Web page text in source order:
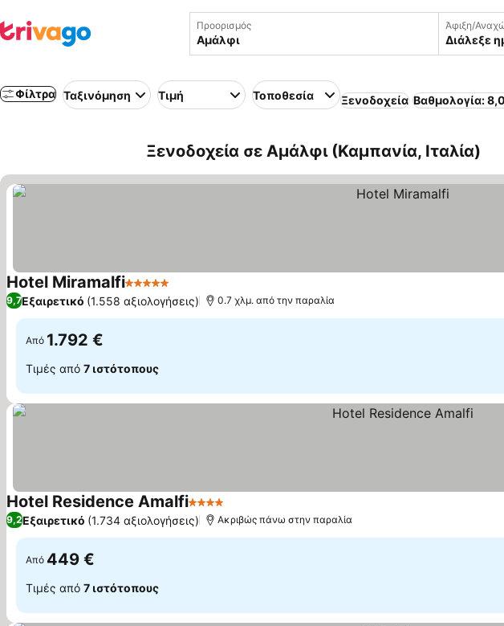
Προορισμός Άφιξη/
Διάλεξε
Φίλτρα Ταξινόμηση Τιμή Τοποθεσία Ξενοδοχεία Βαθμολογία:
Ξενοδοχεία σε Αμάλφι (Καμπανία, Ιταλία)
Hotel Miramalfi5 Αστέρια
9,7Εξαιρετικό (1.558 αξιολογήσεις) 0.7 χλμ. από την παραλία
Από 1.792 €
Τιμές από 7 ιστότοπους
Hotel Residence Amalfi4 Αστέρια
9,2Εξαιρετικό (1.734 αξιολογήσεις) Ακριβώς πάνω στην παραλία
Από 449 €
Τιμές από 7 ιστότοπους